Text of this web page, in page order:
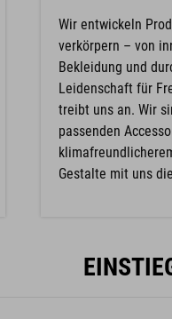
Wir entwickeln
verkörpern – von
Bekleidung und
Leidenschaft für
treibt uns an. Wir
passenden
Gestalte mit uns die